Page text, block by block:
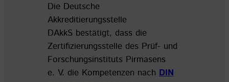
Die Deutsche
Akkreditierungsstelle
DAkkS bestätigt, dass die
Zertifizierungsstelle des Prüf- und
Forschungsinstituts Pirmasens
e. V. die Kompetenzen nachDIN